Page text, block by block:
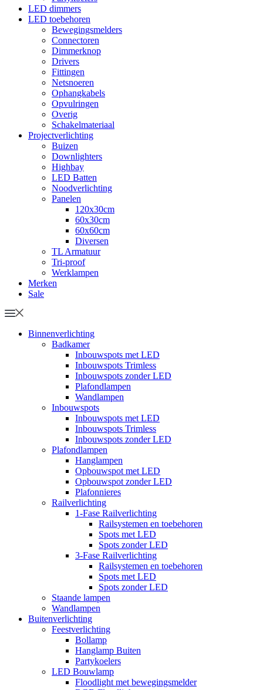
LED dimmers
LED toebehoren
Bewegingsmelders
Connectoren
Dimmerknop
Drivers
Fittingen
Netsnoeren
Ophangkabels
Opvulringen
Overig
Schakelmateriaal
Projectverlichting
Buizen
Downlighters
Highbay
LED Batten
Noodverlichting
Panelen
120x30cm
60x30cm
60x60cm
Diversen
TL Armatuur
Tri-proof
Werklampen
Merken
Sale
Binnenverlichting
Badkamer
Inbouwspots met LED
Inbouwspots Trimless
Inbouwspots zonder LED
Plafondlampen
Wandlampen
Inbouwspots
Inbouwspots met LED
Inbouwspots Trimless
Inbouwspots zonder LED
Plafondlampen
Hanglampen
Opbouwspot met LED
Opbouwspot zonder LED
Plafonnieres
Railverlichting
1-Fase Railverlichting
Railsystemen en toebehoren
Spots met LED
Spots zonder LED
3-Fase Railverlichting
Railsystemen en toebehoren
Spots met LED
Spots zonder LED
Staande lampen
Wandlampen
Buitenverlichting
Feestverlichting
Bollamp
Hanglamp Buiten
Partykoelers
LED Bouwlamp
Floodlight met bewegingsmelder